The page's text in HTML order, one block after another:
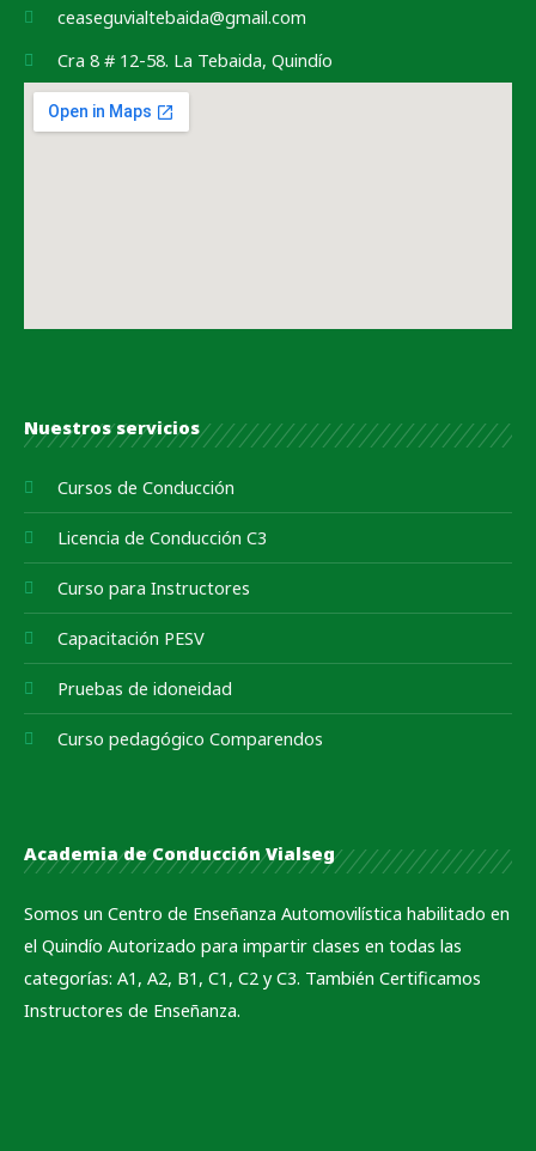
ceaseguvialtebaida@gmail.com
Cra 8 # 12-58. La Tebaida, Quindío
Nuestros servicios
Cursos de Conducción
Licencia de Conducción C3
Curso para Instructores
Capacitación PESV
Pruebas de idoneidad
Curso pedagógico Comparendos
Academia de Conducción Vialseg
Somos un Centro de Enseñanza Automovilística habilitado en
el Quindío Autorizado para impartir clases en todas las
categorías: A1, A2, B1, C1, C2 y C3. También Certificamos
Instructores de Enseñanza.